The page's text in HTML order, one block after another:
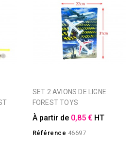
SET 2 AVIONS DE LIGNE
FOREST TOYS
À partir de 0,85 € HT
Référence 46697